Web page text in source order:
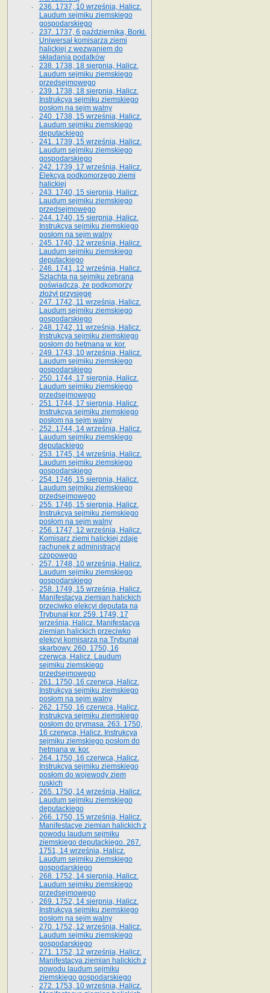
236. 1737, 10 września, Halicz.
Laudum sejmiku ziemskiego
gospodarskiego
237. 1737, 6 października, Borki.
Uniwersał komisarza ziemi
halickiej z wezwaniem do
składania podatków
238. 1738, 18 sierpnia, Halicz.
Laudum sejmiku ziemskiego
przedsejmowego
239. 1738, 18 sierpnia, Halicz.
Instrukcya sejmiku ziemskiego
posłom na sejm walny
240. 1738, 15 września, Halicz.
Laudum sejmiku ziemskiego
deputackiego
241. 1739, 15 września, Halicz.
Laudum sejmiku ziemskiego
gospodarskiego
242. 1739, 17 września, Halicz.
Elekcya podkomorzego ziemi
halickiej
243. 1740, 15 sierpnia, Halicz.
Laudum sejmiku ziemskiego
przedsejmowego
244. 1740, 15 sierpnia, Halicz.
Instrukcya sejmiku ziemskiego
posłom na sejm walny
245. 1740, 12 września, Halicz.
Laudum sejmiku ziemskiego
deputackiego
246. 1741, 12 września, Halicz.
Szlachta na sejmiku zebrana
poświadcza, że podkomorzy
złożył przysięgę
247. 1742, 11 września, Halicz.
Laudum sejmiku ziemskiego
gospodarskiego
248. 1742, 11 września, Halicz.
Instrukcya sejmiku ziemskiego
posłom do hetmana w. kor.
249. 1743, 10 września, Halicz.
Laudum sejmiku ziemskiego
gospodarskiego
250. 1744, 17 sierpnia, Halicz.
Laudum sejmiku ziemskiego
przedsejmowego
251. 1744, 17 sierpnia, Halicz.
Instrukcya sejmiku ziemskiego
posłom na sejm walny
252. 1744, 14 września, Halicz.
Laudum sejmiku ziemskiego
deputackiego
253. 1745, 14 września, Halicz.
Laudum sejmiku ziemskiego
gospodarskiego
254. 1746, 15 sierpnia, Halicz.
Laudum sejmiku ziemskiego
przedsejmowego
255. 1746, 15 sierpnia, Halicz.
Instrukcya sejmiku ziemskiego
posłom na sejm walny
256. 1747, 12 września, Halicz.
Komisarz ziemi halickiej zdaje
rachunek z administracyi
czopowego
257. 1748, 10 września, Halicz.
Laudum sejmiku ziemskiego
gospodarskiego
258. 1749, 15 września, Halicz.
Manifestacya ziemian halickich
przeciwko elekcyi deputata na
Trybunał kor. 259. 1749, 17
września, Halicz. Manifestacya
ziemian halickich przeciwko
elekcyi komisarza na Trybunał
skarbowy. 260. 1750, 16
czerwca, Halicz. Laudum
sejmiku ziemskiego
przedsejmowego
261. 1750, 16 czerwca, Halicz.
Instrukcya sejmiku ziemskiego
posłom na sejm walny
262. 1750, 16 czerwca, Halicz.
Instrukcya sejmiku ziemskiego
posłom do prymasa. 263. 1750,
16 czerwca, Halicz. Instrukcya
sejmiku ziemskiego posłom do
hetmana w. kor.
264. 1750, 16 czerwca, Halicz.
Instrukcya sejmiku ziemskiego
posłom do wojewody ziem
ruskich
265. 1750, 14 września, Halicz.
Laudum sejmiku ziemskiego
deputackiego
266. 1750, 15 września, Halicz.
Manifestacye ziemian halickich z
powodu laudum sejmiku
ziemskiego deputackiego. 267.
1751, 14 września, Halicz.
Laudum sejmiku ziemskiego
gospodarskiego
268. 1752, 14 sierpnia, Halicz.
Laudum sejmiku ziemskiego
przedsejmowego
269. 1752, 14 sierpnia, Halicz.
Instrukcya sejmiku ziemskiego
posłom na sejm walny
270. 1752, 12 września, Halicz.
Laudum sejmiku ziemskiego
gospodarskiego
271. 1752, 12 września, Halicz.
Manifestacya ziemian halickich z
powodu laudum sejmiku
ziemskiego gospodarskiego
272. 1753, 10 września, Halicz.